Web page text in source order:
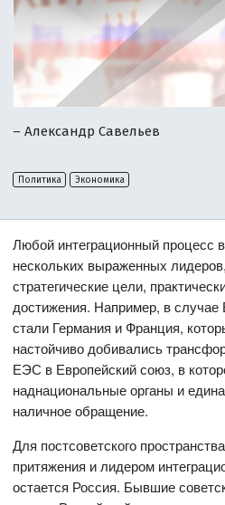
– Александр Савельев
Политика Экономика
Любой интеграционный процесс
нескольких выраженных
стратегические цели,
достижения. Например, в
стали Германия и Франция,
настойчиво добивались
ЕЭС в Европейский союз, в
наднациональные органы и
наличное обращение.
Для постсоветского
притяжения и лидером
остается Россия. Бывшие